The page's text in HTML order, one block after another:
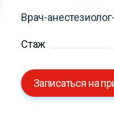
Врач-
Стаж
Записаться на